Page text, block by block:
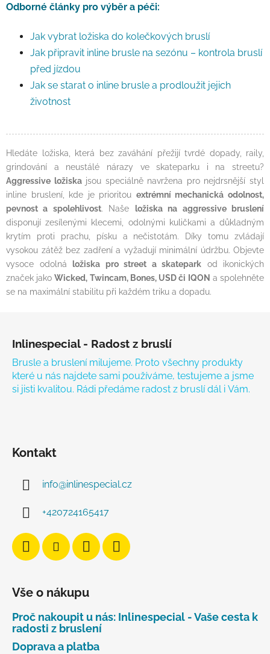
Odborné články pro výběr a péči:
Jak vybrat ložiska do kolečkových bruslí
Jak připravit inline brusle na sezónu – kontrola bruslí
před jízdou
Jak se starat o inline brusle a prodloužit jejich
životnost
Hledáte ložiska, která bez zaváhání přežijí tvrdé dopady, raily,
grindování a neustálé nárazy ve skateparku i na streetu?
Aggressive ložiskajsou speciálně navržena pro nejdrsnější styl
inline bruslení, kde je prioritou extrémní mechanická odolnost,
pevnost a spolehlivost. Naše
ložiska na aggressive bruslení
disponují zesílenými klecemi, odolnými kuličkami a důkladným
krytím proti prachu, písku a nečistotám. Díky tomu zvládají
vysokou zátěž bez zadření a vyžadují minimální údržbu. Objevte
vysoce odolná
ložiska pro street a skatepark od ikonických
značek jakoWicked, Twincam, Bones, USD či IQON a spolehněte
se na maximální stabilitu při každém triku a dopadu.
Inlinespecial - Radost z bruslí
Brusle a bruslení milujeme. Proto všechny produkty
které u nás najdete sami používáme, testujeme a jsme
si jisti kvalitou. Rádi předáme radost z bruslí dál i Vám.
Kontakt
info@inlinespecial.cz
+420724165417
Vše o nákupu
Proč nakoupit u nás: Inlinespecial - Vaše cesta k
radosti z bruslení
Doprava a platba